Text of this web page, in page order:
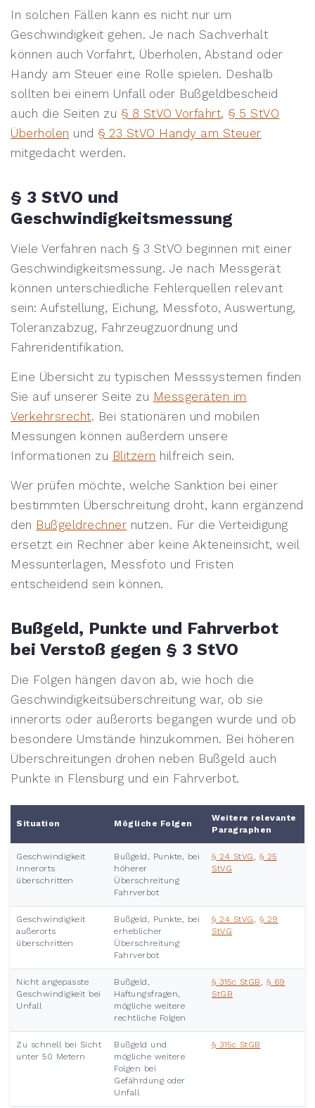
In solchen Fällen kann es nicht nur um
Geschwindigkeit gehen. Je nach Sachverhalt
können auch Vorfahrt, Überholen, Abstand oder
Handy am Steuer eine Rolle spielen. Deshalb
sollten bei einem Unfall oder Bußgeldbescheid
auch die Seiten zu § 8 StVO Vorfahrt, § 5 StVO
Überholen und § 23 StVO Handy am Steuer
mitgedacht werden.
§ 3 StVO und
Geschwindigkeitsmessung
Viele Verfahren nach § 3 StVO beginnen mit einer
Geschwindigkeitsmessung. Je nach Messgerät
können unterschiedliche Fehlerquellen relevant
sein: Aufstellung, Eichung, Messfoto, Auswertung,
Toleranzabzug, Fahrzeugzuordnung und
Fahreridentifikation.
Eine Übersicht zu typischen Messsystemen finden
Sie auf unserer Seite zu Messgeräten im
Verkehrsrecht. Bei stationären und mobilen
Messungen können außerdem unsere
Informationen zu Blitzern hilfreich sein.
Wer prüfen möchte, welche Sanktion bei einer
bestimmten Überschreitung droht, kann ergänzend
den Bußgeldrechner nutzen. Für die Verteidigung
ersetzt ein Rechner aber keine Akteneinsicht, weil
Messunterlagen, Messfoto und Fristen
entscheidend sein können.
Bußgeld, Punkte und Fahrverbot
bei Verstoß gegen § 3 StVO
Die Folgen hängen davon ab, wie hoch die
Geschwindigkeitsüberschreitung war, ob sie
innerorts oder außerorts begangen wurde und ob
besondere Umstände hinzukommen. Bei höheren
Überschreitungen drohen neben Bußgeld auch
Punkte in Flensburg und ein Fahrverbot.
Situation Mögliche Folgen
Weitere relevante
Paragraphen
Geschwindigkeit
innerorts
überschritten
Bußgeld, Punkte, bei
höherer
Überschreitung
Fahrverbot
§ 24 StVG, § 25
StVG
Geschwindigkeit
außerorts
überschritten
Bußgeld, Punkte, bei
erheblicher
Überschreitung
Fahrverbot
§ 24 StVG, § 29
StVG
Nicht angepasste
Geschwindigkeit bei
Unfall
Bußgeld,
Haftungsfragen,
mögliche weitere
rechtliche Folgen
§ 315c StGB, § 69
StGB
Zu schnell bei Sicht
unter 50 Metern
Bußgeld und
mögliche weitere
Folgen bei
Gefährdung oder
Unfall
§ 315c StGB